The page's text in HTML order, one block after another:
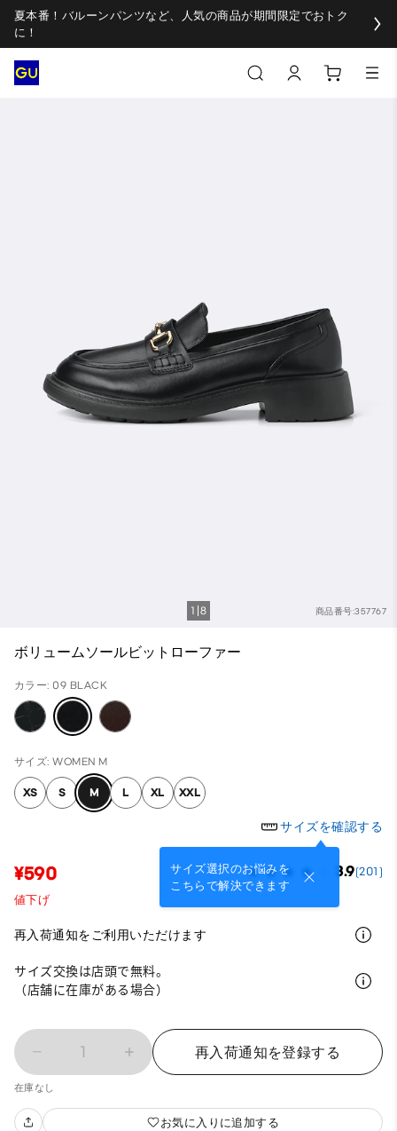
夏本番！バルーンパンツなど、人気の商品が期間限定でおトク
に！
商品番号:357767
1 8
ボリュームソールビットローファー
カラー: 09 BLACK
サイズ: WOMEN M
XS S M L XL XXL
サイズを確認する
サイズ選択のお悩みを
こちらで解決できます
¥590 3.9(201)
値下げ
再入荷通知をご利用いただけます
サイズ交換は店頭で無料。
（店舗に在庫がある場合）
1 再入荷通知を登録する
在庫なし
お気に入りに追加する